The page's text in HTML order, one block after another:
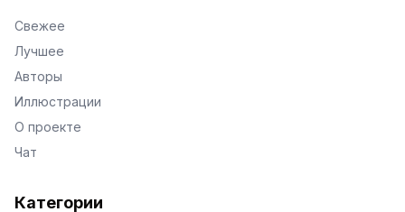
Свежее
Лучшее
Авторы
Иллюстрации
О проекте
Чат
Категории